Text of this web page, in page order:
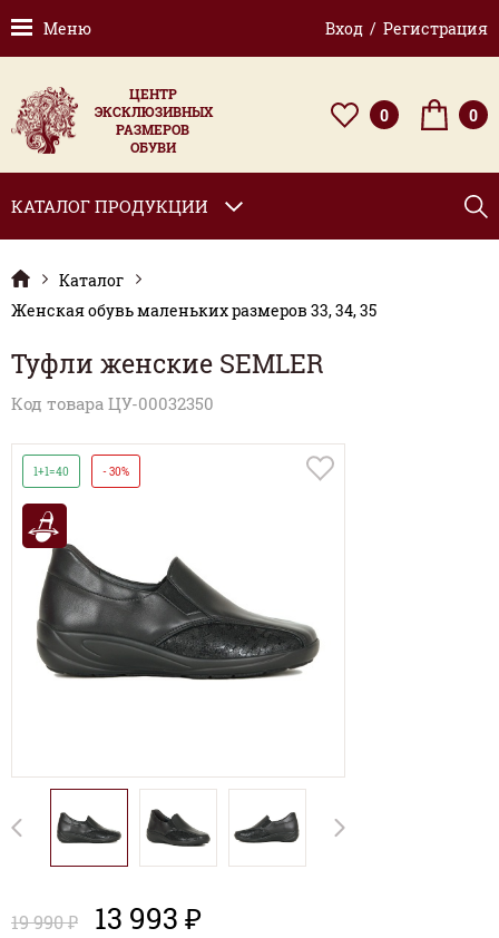
Меню Вход / Регистрация
ЦЕНТР
ЭКСКЛЮЗИВНЫХ
РАЗМЕРОВ
ОБУВИ
0 0
КАТАЛОГ ПРОДУКЦИИ
Каталог
Женская обувь маленьких размеров 33, 34, 35
Туфли женские SEMLER
Код товара ЦУ-00032350
1+1=40 - 30%
19 990 ₽ 13 993 ₽